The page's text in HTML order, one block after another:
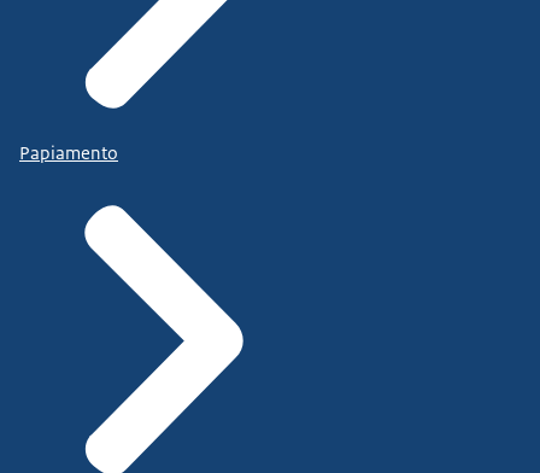
Papiamento